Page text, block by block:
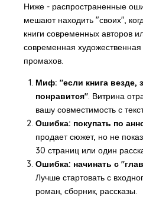
Ниже - распространенные
мешают находить "своих",
книги современных авторов
современная художественная
промахов.
Миф: "если книга везде,
понравится". Витрина
вашу совместимость с
Ошибка: покупать по
продает сюжет, но не
30 страниц или один
Ошибка: начинать с
Лучше стартовать с
роман, сборник, рассказы.